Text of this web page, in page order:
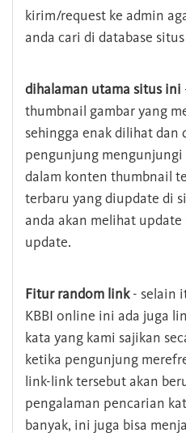
kirim/request ke admin
anda cari di database
dihalaman utama situs ini
thumbnail gambar yang
sehingga enak dilihat dan
pengunjung
dalam konten thumbnail
terbaru yang diupdate di
anda akan melihat update
update.
Fitur random link- selain
KBBI online ini ada juga
kata yang kami sajikan
ketika pengunjung
link-link tersebut akan
pengalaman pencarian
banyak, ini juga bisa